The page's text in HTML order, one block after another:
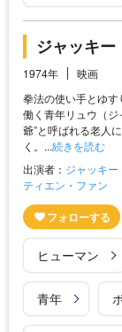
ジャッキ
1974年
映画
拳法の使い手とゆ
働く青年リュウ（
爺”と呼ばれる老人
く。...続きを読む
出演者： ジャッキー
ティエン・ファン
ヒューマン
青年